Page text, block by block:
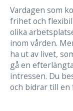
Vardagen som
frihet och
olika
inom vården.
ha ut av livet,
gå en
intressen. Du
och bidrar till en